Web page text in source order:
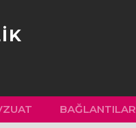
BAĞLANTILAR